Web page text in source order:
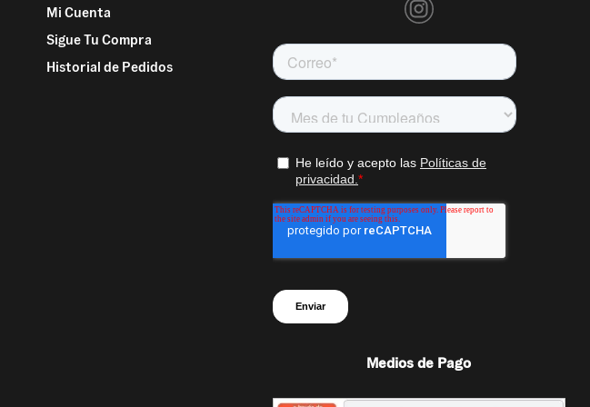
Mi Cuenta
Sigue Tu Compra
Historial de Pedidos
Medios de Pago